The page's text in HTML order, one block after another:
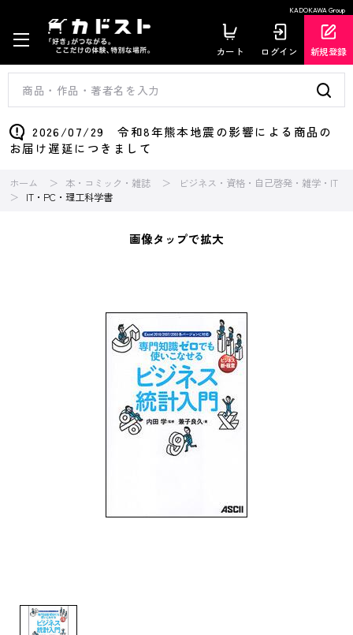
KADOKAWA Group
カート ログイン 新規登録
2026/07/29 令和8年熊本地震の影響による商品の
お届け遅延につきまして
ホーム 本・コミック・雑誌
ビジネス・資格・自己啓発・雑学・IT
IT・PC・理工科学書
画像タップで拡大